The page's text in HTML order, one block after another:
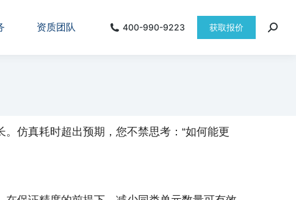
资质团队 400-990-9223 获取报价
仿真耗时超出预期，您不禁思考：“如何能更